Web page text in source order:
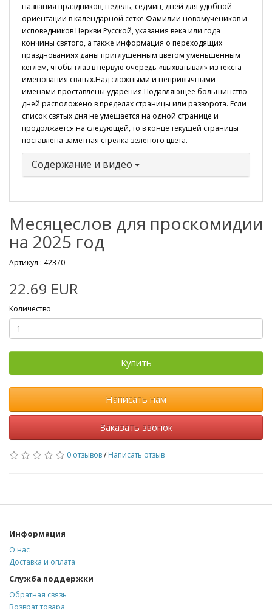
названия праздников, недель, седмиц, дней для удобной
ориентации в календарной сетке.Фамилии новомучеников и
исповедников Церкви Русской, указания века или года
кончины святого, а также информация о переходящих
празднованиях даны приглушенным цветом уменьшенным
кеглем, чтобы глаз в первую очередь «выхватывал» из текста
именования святых.Над сложными и непривычными
именами проставлены ударения.Подавляющее большинство
дней расположено в пределах страницы или разворота. Если
список святых дня не умещается на одной странице и
продолжается на следующей, то в конце текущей страницы
поставлена заметная стрелка зеленого цвета.
Содержание и видео
Месяцеслов для проскомидии
на 2025 год
Артикул : 42370
22.69 EUR
Количество
Купить
Написать нам
Заказать звонок
0 отзывов/Написать отзыв
Информация
О нас
Доставка и оплата
Служба поддержки
Обратная связь
Возврат товара